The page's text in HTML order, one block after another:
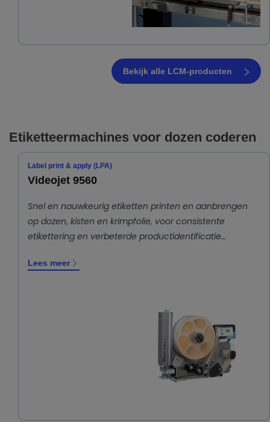
Bekijk alle LCM-producten
Etiketteermachines voor dozen coderen
Label print & apply (LPA)
Videojet 9560
Snel en nauwkeurig etiketten printen en aanbrengen
op dozen, kisten en krimpfolie, voor consistente
etikettering en verbeterde productidentificatie…
Lees meer